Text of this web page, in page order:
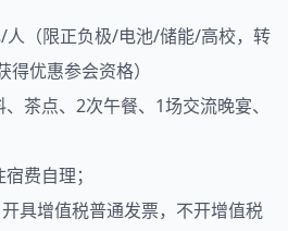
人（限正负极/电池/储能/高校，转
优惠参会资格）
茶点、2次午餐、1场交流晚宴、
费自理；
具增值税普通发票，不开增值税